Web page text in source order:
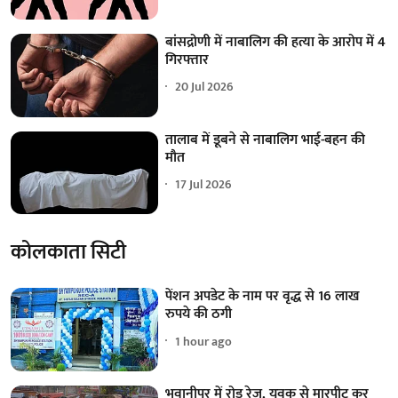
बांसद्रोणी में नाबालिग की हत्या के आरोप में 4
गिरफ्तार
20 Jul 2026
तालाब में डूबने से नाबालिग भाई-बहन की
मौत
17 Jul 2026
कोलकाता सिटी
पेंशन अपडेट के नाम पर वृद्ध से 16 लाख
रुपये की ठगी
1 hour ago